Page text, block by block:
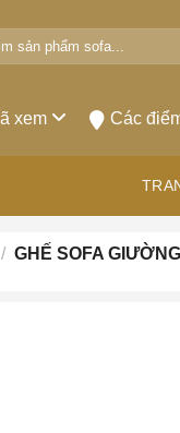
xem Các
/ GHẾ SOFA